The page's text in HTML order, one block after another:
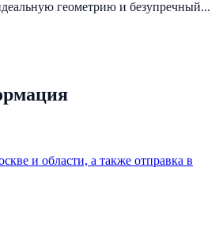
геометрию и безупречный...
и области, а также отправка в